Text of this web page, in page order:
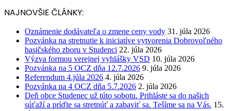
NAJNOVŠIE ČLÁNKY:
Oznámenie dodávateľa o zmene ceny vody 31. júla 2026
Pozvánka na stretnutie k iniciatíve vytvorenia Dobrovoľného
hasičského zboru v Studenci 22. júla 2026
Výzva formou verejnej vyhlášky VSD 10. júla 2026
Pozvánka na 5 OCZ dňa 12.7.2026 9. júla 2026
Referendum 4.júla 2026 4. júla 2026
Pozvánka na 4 OCZ dňa 5.7.2026 2. júla 2026
Deň obce Studenec už túto sobotu. Prihláste sa do našich
súťaží a príďte sa stretnúť a zabaviť sa. Tešíme sa na Vás. 15.